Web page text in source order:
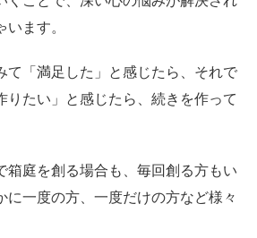
ます。
て「満足した」と感じたら、それで
りたい」と感じたら、続きを作って
箱庭を創る場合も、毎回創る方もい
に一度の方、一度だけの方など様々